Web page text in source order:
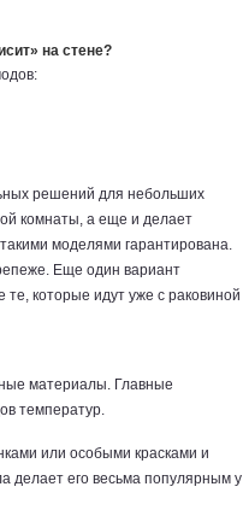
на стене?
решений для небольших
комнаты, а еще и делает
моделями гарантирована.
Еще один вариант
которые идут уже с раковиной
материалы. Главные
температур.
или особыми красками и
делает его весьма популярным у